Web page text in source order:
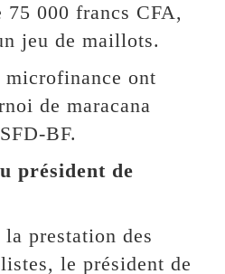
75 000 francs CFA,
jeu de maillots.
microfinance ont
de maracana
BF.
président de
prestation des
le président de